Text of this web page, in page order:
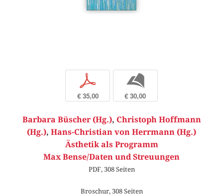
p
€ 35,00
b
€ 30,00
Barbara Büscher (Hg.), Christoph Hoffmann
(Hg.), Hans-Christian von Herrmann (Hg.)
Ästhetik als Programm
Max Bense/Daten und Streuungen
PDF, 308 Seiten
Broschur, 308 Seiten